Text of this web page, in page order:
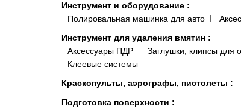
Инструмент и оборудование :
Полировальная машинка для авто
Инструмент для удаления вмятин :
Аксессуары ПДР
Заглушки, клипсы для
Клеевые системы
Краскопульты, аэрографы, пистолеты :
Подготовка поверхности :